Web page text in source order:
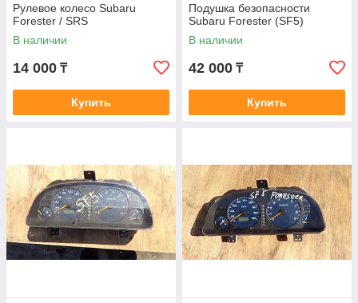
Рулевое колесо Subaru
Forester / SRS
В наличии
14 000 ₸
Купить
Подушка безопасности
Subaru Forester (SF5)
В наличии
42 000 ₸
Купить